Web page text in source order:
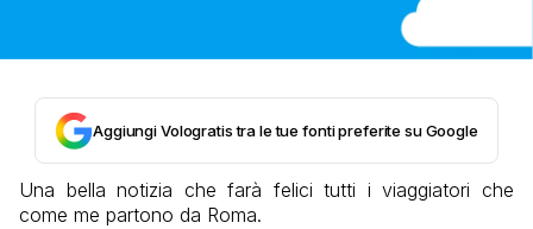
Aggiungi Vologratis tra le tue fonti preferite su Google
Una bella notizia che farà felici tutti i viaggiatori che
come me partono da Roma.